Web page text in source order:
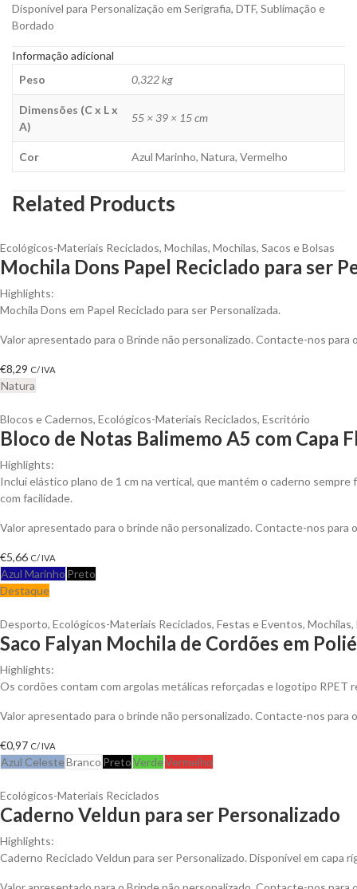
Disponível para Personalização em Serigrafia, DTF, Sublimação e
Bordado
Informação adicional
Peso
0,322 kg
Dimensões (C x L x
A)
55 × 39 × 15 cm
Cor Azul Marinho, Natura, Vermelho
Related Products
Ecológicos-Materiais Reciclados, Mochilas, Mochilas, Sacos e Bolsas
Mochila Dons Papel Reciclado para ser
Highlights:
Mochila Dons em Papel Reciclado para ser Personalizada.
Valor apresentado para o Brinde não personalizado. Contacte-nos
€8,29 C/ IVA
Natura
Blocos e Cadernos, Ecológicos-Materiais Reciclados, Escritório
Bloco de Notas Balimemo A5 com Capa
Highlights:
Inclui elástico plano de 1 cm na vertical, que mantém o caderno
com facilidade.
Valor apresentado para o brinde não personalizado. Contacte-nos
€5,66 C/ IVA
Azul Marinho Preto
Destaque
Desporto, Ecológicos-Materiais Reciclados, Festas e Eventos, Mochilas,
Saco Falyan Mochila de Cordões em
Highlights:
Os cordões contam com argolas metálicas reforçadas e logotipo RPET
Valor apresentado para o brinde não personalizado. Contacte-nos
€0,97 C/ IVA
Azul CelesteBranco PretoVerdeVermelho
Ecológicos-Materiais Reciclados
Caderno Veldun para ser Personalizado
Highlights:
Caderno Reciclado Veldun para ser Personalizado. Disponível em capa